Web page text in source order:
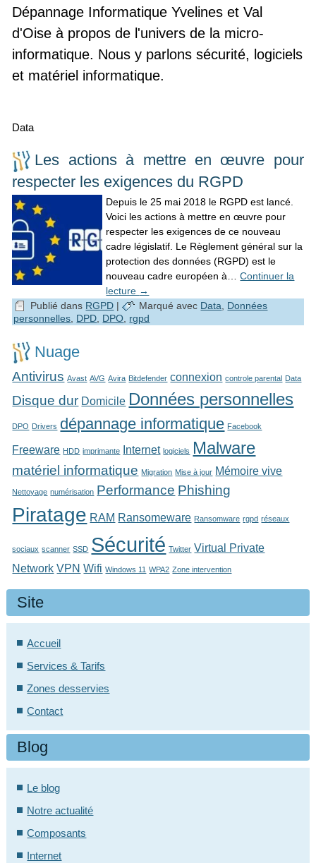
Dépannage Informatique Yvelines et Val
d'Oise à propos de l'univers de la micro-
informatique. Nous y parlons sécurité, logiciels
et matériel informatique.
Data
Les actions à mettre en œuvre pour
respecter les exigences du RGPD
Depuis le 25 mai 2018 le RGPD est lancé.
Voici les actions à mettre en œuvre pour
respecter les exigences de ce nouveau
cadre législatif. Le Règlement général sur la
protection des données (RGPD) est le
nouveau cadre européen à…Continuer la
lecture →
Publié dans RGPD | Marqué avec Data
Données
personnelles, DPD, DPO, rgpd
Nuage
Antivirus Avast AVG Avira Bitdefender connexion controle parental Data
Disque dur Domicile Données personnelles
DPO Drivers dépannage informatique Facebook
Freeware HDD imprimante Internet logiciels Malware
matériel informatique Migration Mise à jour Mémoire vive
Nettoyage numérisation Performance Phishing
Piratage RAM Ransomeware Ransomware rgpd réseaux
sociaux scanner SSD Sécurité Twitter Virtual Private
Network VPN Wifi Windows 11 WPA2 Zone intervention
Site
Accueil
Services & Tarifs
Zones desservies
Contact
Blog
Le blog
Notre actualité
Composants
Internet